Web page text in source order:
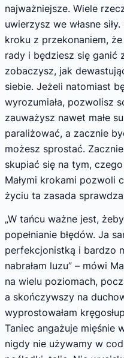
najważniejsze. Wiele
uwierzysz we własne
kroku z przekonaniem,
rady i będziesz się ganić
zobaczysz, jak
siebie. Jeżeli natomiast
wyrozumiała, pozwolisz
zauważysz nawet małe
paraliżować, a zacznie
możesz sprostać.
skupiać się na tym,
Małymi krokami pozwoli
życiu ta zasada
„W tańcu ważne jest,
popełnianie błędów. Ja
perfekcjonistką i bardzo
nabrałam luzu” – mówi
na wielu poziomach,
a skończywszy na
wyprostowałam
Taniec angażuje mięśnie
nigdy nie używamy w